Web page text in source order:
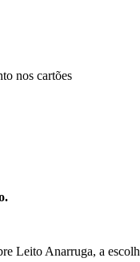
nos cartões
Leito Anarruga, a